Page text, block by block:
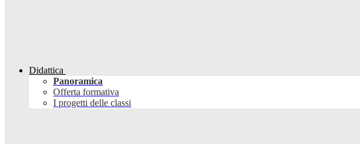
Didattica
Panoramica
Offerta formativa
I progetti delle classi